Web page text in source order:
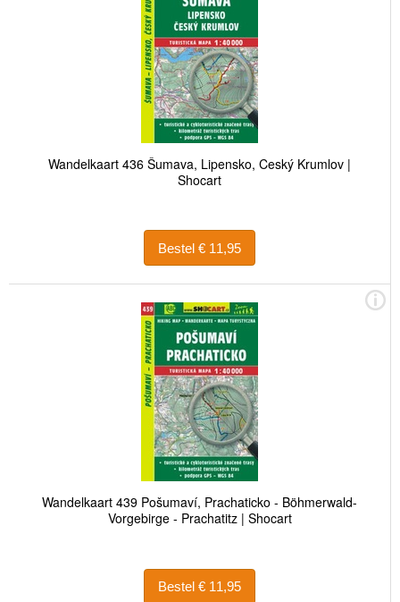
Wandelkaart 436 Šumava, Lipensko, Ceský Krumlov |
Shocart
Bestel € 11,95
Wandelkaart 439 Pošumaví, Prachaticko - Böhmerwald-
Vorgebirge - Prachatitz | Shocart
Bestel € 11,95